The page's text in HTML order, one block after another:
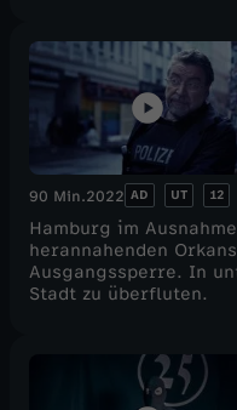
90 Min.2022 AD UT 12
Hamburg im
herannahenden
Ausgangssperre. In
Stadt zu überfluten.